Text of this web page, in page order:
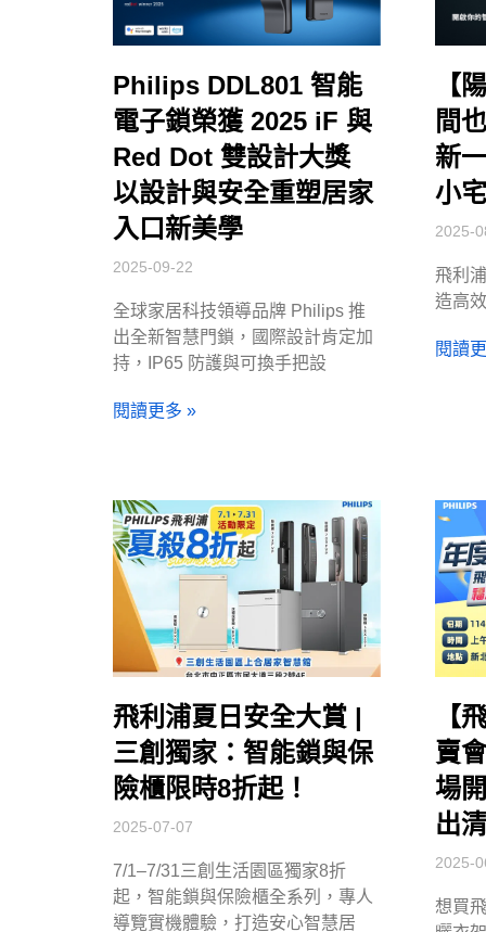
Philips DDL801 智能
電子鎖榮獲 2025 iF 與
Red Dot 雙設計大獎
以設計與安全重塑居家
入口新美學
2025-09-22
全球家居科技領導品牌 Philips 推
出全新智慧門鎖，國際設計肯定加
持，IP65 防護與可換手把設
閱讀更多 »
【
間
新
小
2025-
飛利
造高
閱讀
飛利浦夏日安全大賞 |
三創獨家：智能鎖與保
險櫃限時8折起！
2025-07-07
7/1–7/31三創生活園區獨家8折
起，智能鎖與保險櫃全系列，專人
導覽實機體驗，打造安心智慧居
【
賣
場
出
2025-
想買